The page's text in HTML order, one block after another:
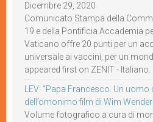
Dicembre 29, 2020
Comunicato Stampa della
19 e della Pontificia Accademia
Vaticano offre 20 punti per un
universale ai vaccini, per un
appeared first on ZENIT - Italiano.
LEV: “Papa Francesco. Un
dell’omonimo film di Wim
Volume fotografico a cura di